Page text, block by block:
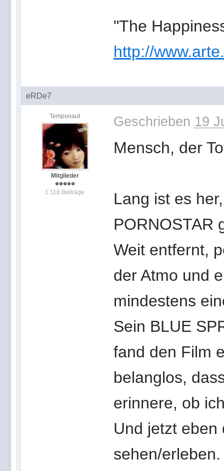
"The
http://
eRDe7
Temponaut
Mitglieder
1.118 Beiträge
Geschrieben 19
Mensch, der
Lang ist es
PORNOSTAR
Weit entfernt,
der Atmo und
mindestens
Sein BLUE
fand den Film
belanglos,
erinnere, ob
Und jetzt eben
sehen/erleben.